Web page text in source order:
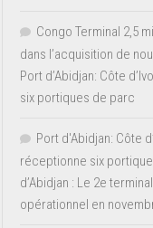
Congo Terminal 2,5
dans l’acquisition de
Port d’Abidjan: Côte
six portiques de parc
Port d'Abidjan: Côte
réceptionne six
d’Abidjan : Le 2e
opérationnel en